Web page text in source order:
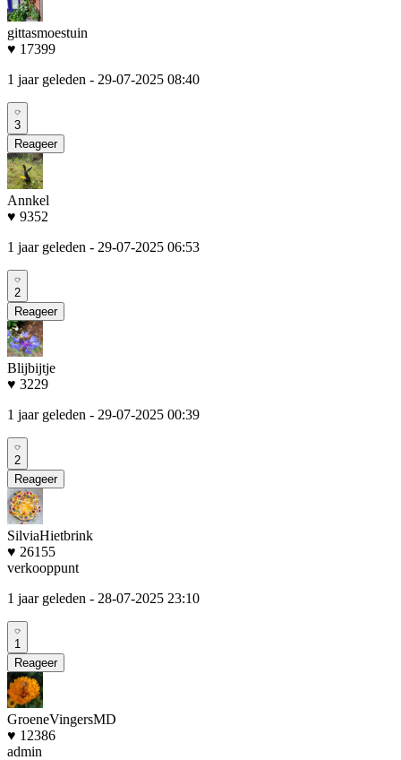
gittasmoestuin
♥ 17399
1 jaar geleden - 29-07-2025 08:40
3
Reageer
Annkel
♥ 9352
1 jaar geleden - 29-07-2025 06:53
2
Reageer
Blijbijtje
♥ 3229
1 jaar geleden - 29-07-2025 00:39
2
Reageer
SilviaHietbrink
♥ 26155
verkooppunt
1 jaar geleden - 28-07-2025 23:10
1
Reageer
GroeneVingersMD
♥ 12386
admin